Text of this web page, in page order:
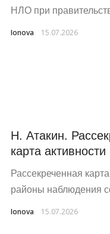
НЛО при
Ionova 15.07.2026
Н. Атакин.
карта
Рассекреченная
районы наблюдения
Ionova 15.07.2026